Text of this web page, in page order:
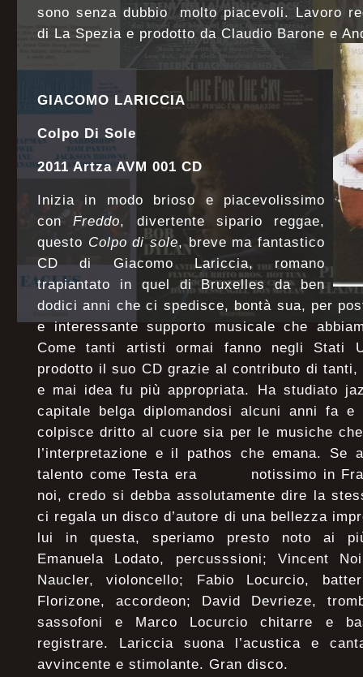
sono senza dubbio molto piacevoli. Lavoro
di La Spezia e prodotto da Claudio Barone e
GIACOMO LARICCIA
Colpo Di Sole
2011 Artza AVM 001 CD
Inizia in modo brioso e piacevolissimo
conFreddo, divertente sipario reggae,
questo Colpo di sole, breve ma fantastico
CD di Giacomo Lariccia, romano
trapiantato in quel di Bruxelles da ben
dodici anni che ci spedisce, bontà sua, per
e interessante supporto musicale che
Come tanti artisti ormai fanno negli Stati
prodotto il suo CD grazie al contributo di
e mai idea fu più appropriata. Ha studiato
capitale belga diplomandosi alcuni anni fa e
colpisce dritto al cuore sia per le musiche
l’interpretazione e il pathos che emana. Se
talento come Testa era notissimo in
noi, credo si debba assolutamente dire la
ci regala un disco d’autore di una bellezza
lui in questa, speriamo presto noto ai
Emanuela Lodato, percusssioni; Vincent
Naucler, violoncello; Fabio Locurcio,
Florizone, accordeon; David Devrieze,
sassofoni e Marco Locurcio chitarre e
registrare. Lariccia suona l’acustica e
avvincente e stimolante. Gran disco.